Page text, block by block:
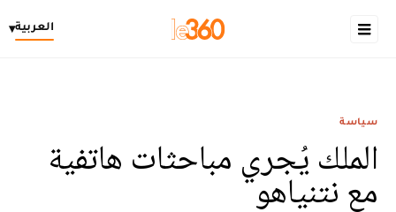
العربية▾
سياسة
الملك يُجري مباحثات هاتفية
مع نتنياهو